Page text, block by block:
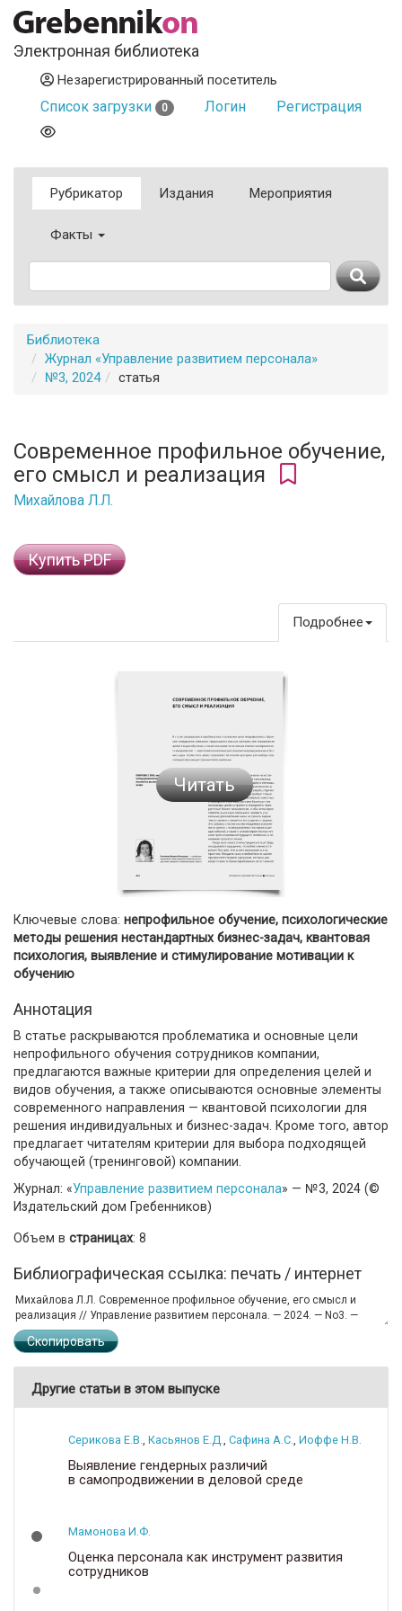
Электронная библиотека
Незарегистрированный посетитель
Список загрузки 0 Логин Регистрация
Рубрикатор Издания Мероприятия
Факты
Библиотека
Журнал «Управление развитием персонала»
№3, 2024
статья
Современное профильное обучение,
его смысл и реализация
Михайлова Л.Л.
Купить PDF
Подробнее
Читать
Ключевые слова: непрофильное обучение, психологические
методы решения нестандартных бизнес-задач, квантовая
психология, выявление и стимулирование мотивации к
обучению
Аннотация
В статье раскрываются проблематика и основные цели
непрофильного обучения сотрудников компании,
предлагаются важные критерии для определения целей и
видов обучения, а также описываются основные элементы
современного направления — квантовой психологии для
решения индивидуальных и бизнес-задач. Кроме того, автор
предлагает читателям критерии для выбора подходящей
обучающей (тренинговой) компании.
Журнал: «Управление развитием персонала» — №3, 2024 (©
Издательский дом Гребенников)
Объем в страницах: 8
Библиографическая ссылка: печать / интернет
Скопировать
Другие статьи в этом выпуске
Серикова Е.В. Касьянов Е.Д. Сафина А.С. Иоффе Н.В.
Выявление гендерных различий
в самопродвижении в деловой среде
Мамонова И.Ф.
Оценка персонала как инструмент развития
сотрудников